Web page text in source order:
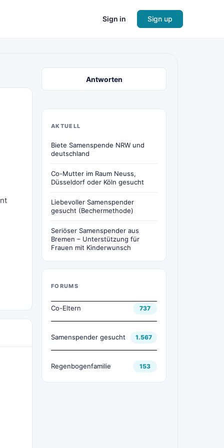
Sign in Sign up
Antworten
AKTUELL
Biete Samenspende NRW und
deutschland
Co-Mutter im Raum Neuss,
Düsseldorf oder Köln gesucht
Liebevoller Samenspender
gesucht (Bechermethode)
Seriöser Samenspender aus
Bremen – Unterstützung für
Frauen mit Kinderwunsch
FORUMS
Co-Eltern 737
Samenspender gesucht 1.567
Regenbogenfamilie 153